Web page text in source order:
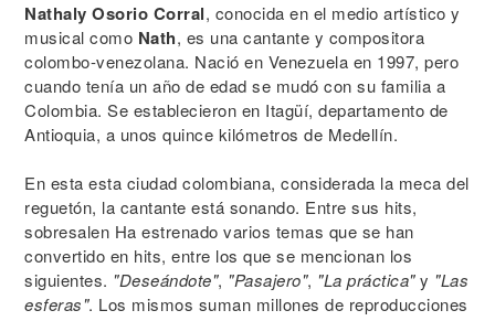
Nathaly Osorio Corral, conocida en el medio artístico y
musical como Nath, es una cantante y compositora
colombo-venezolana. Nació en Venezuela en 1997, pero
cuando tenía un año de edad se mudó con su familia a
Colombia. Se establecieron en Itagüí, departamento de
Antioquia, a unos quince kilómetros de Medellín.
En esta esta ciudad colombiana, considerada la meca del
reguetón, la cantante está sonando. Entre sus hits,
sobresalen Ha estrenado varios temas que se han
convertido en hits, entre los que se mencionan los
siguientes. "Deseándote", "Pasajero", "La práctica"y "Las
esferas". Los mismos suman millones de reproducciones